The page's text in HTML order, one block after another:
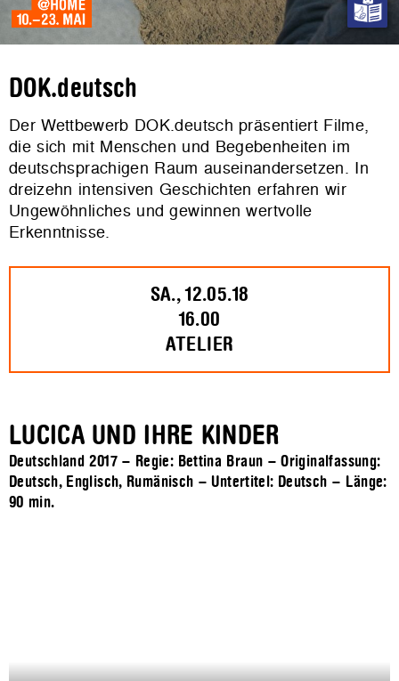
DOK.deutsch
Der Wettbewerb DOK.deutsch präsentiert Filme,
die sich mit Menschen und Begebenheiten im
deutschsprachigen Raum auseinandersetzen. In
dreizehn intensiven Geschichten erfahren wir
Ungewöhnliches und gewinnen wertvolle
Erkenntnisse.
SA., 12.05.18
16.00
ATELIER
LUCICA UND IHRE KINDER
Deutschland 2017 – Regie: Bettina Braun – Originalfassung:
Deutsch, Englisch, Rumänisch – Untertitel: Deutsch – Länge:
90 min.